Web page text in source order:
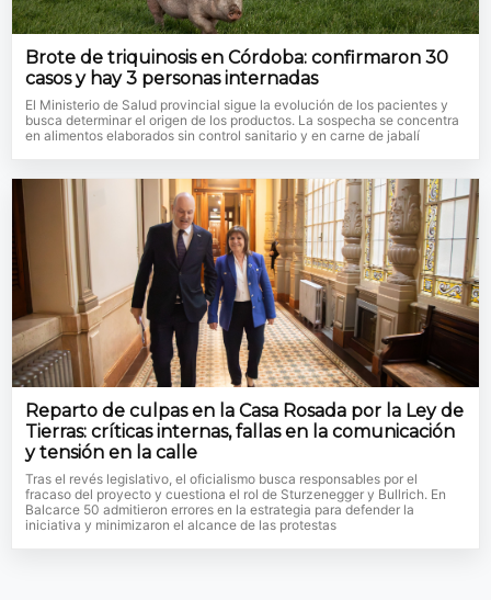
Brote de triquinosis en Córdoba: confirmaron 30
casos y hay 3 personas internadas
El Ministerio de Salud provincial sigue la evolución de los pacientes y
busca determinar el origen de los productos. La sospecha se concentra
en alimentos elaborados sin control sanitario y en carne de jabalí
Reparto de culpas en la Casa Rosada por la Ley de
Tierras: críticas internas, fallas en la comunicación
y tensión en la calle
Tras el revés legislativo, el oficialismo busca responsables por el
fracaso del proyecto y cuestiona el rol de Sturzenegger y Bullrich. En
Balcarce 50 admitieron errores en la estrategia para defender la
iniciativa y minimizaron el alcance de las protestas